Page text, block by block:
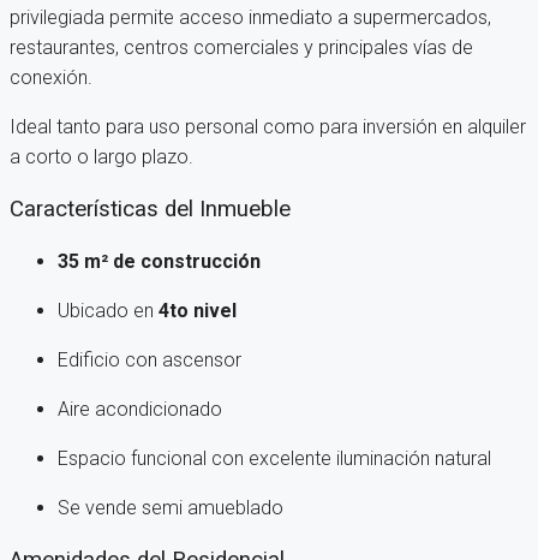
privilegiada permite acceso inmediato a supermercados,
restaurantes, centros comerciales y principales vías de
conexión.
Ideal tanto para uso personal como para inversión en alquiler
a corto o largo plazo.
Características del Inmueble
35 m² de construcción
Ubicado en 4to nivel
Edificio con ascensor
Aire acondicionado
Espacio funcional con excelente iluminación natural
Se vende semi amueblado